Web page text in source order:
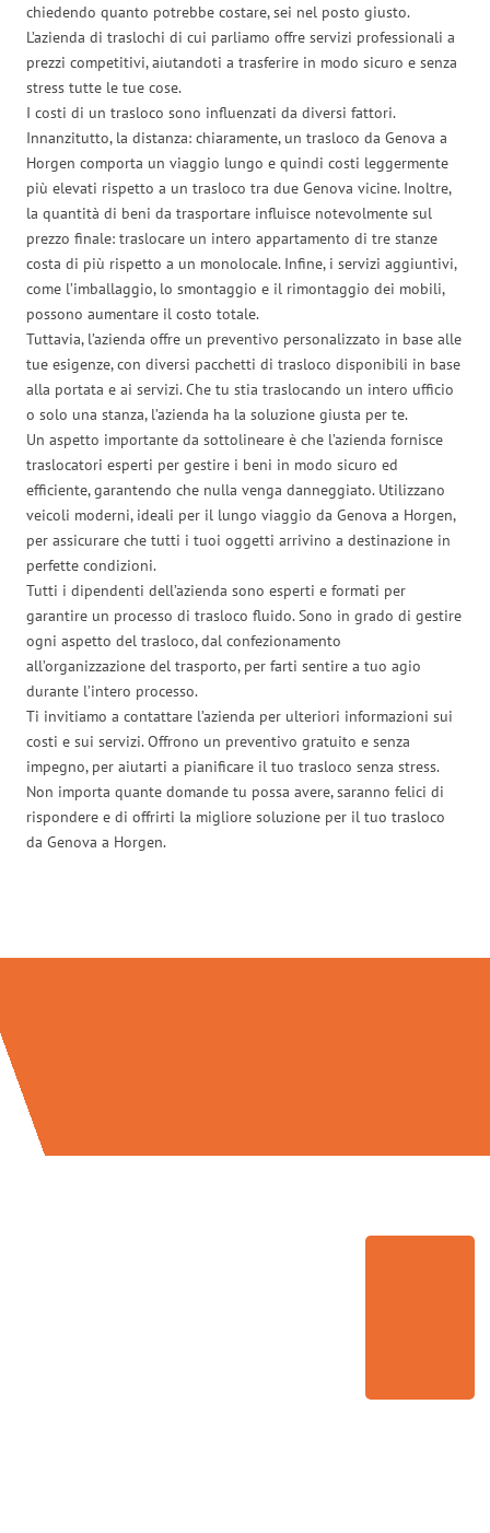
chiedendo quanto potrebbe costare, sei nel posto giusto.
L’azienda di traslochi di cui parliamo offre servizi professionali a
prezzi competitivi, aiutandoti a trasferire in modo sicuro e senza
stress tutte le tue cose.
I costi di un trasloco sono influenzati da diversi fattori.
Innanzitutto, la distanza: chiaramente, un trasloco da Genova a
Horgen comporta un viaggio lungo e quindi costi leggermente
più elevati rispetto a un trasloco tra due Genova vicine. Inoltre,
la quantità di beni da trasportare influisce notevolmente sul
prezzo finale: traslocare un intero appartamento di tre stanze
costa di più rispetto a un monolocale. Infine, i servizi aggiuntivi,
come l’imballaggio, lo smontaggio e il rimontaggio dei mobili,
possono aumentare il costo totale.
Tuttavia, l’azienda offre un preventivo personalizzato in base alle
tue esigenze, con diversi pacchetti di trasloco disponibili in base
alla portata e ai servizi. Che tu stia traslocando un intero ufficio
o solo una stanza, l’azienda ha la soluzione giusta per te.
Un aspetto importante da sottolineare è che l’azienda fornisce
traslocatori esperti per gestire i beni in modo sicuro ed
efficiente, garantendo che nulla venga danneggiato. Utilizzano
veicoli moderni, ideali per il lungo viaggio da Genova a Horgen,
per assicurare che tutti i tuoi oggetti arrivino a destinazione in
perfette condizioni.
Tutti i dipendenti dell’azienda sono esperti e formati per
garantire un processo di trasloco fluido. Sono in grado di gestire
ogni aspetto del trasloco, dal confezionamento
all’organizzazione del trasporto, per farti sentire a tuo agio
durante l’intero processo.
Ti invitiamo a contattare l’azienda per ulteriori informazioni sui
costi e sui servizi. Offrono un preventivo gratuito e senza
impegno, per aiutarti a pianificare il tuo trasloco senza stress.
Non importa quante domande tu possa avere, saranno felici di
rispondere e di offrirti la migliore soluzione per il tuo trasloco
da Genova a Horgen.